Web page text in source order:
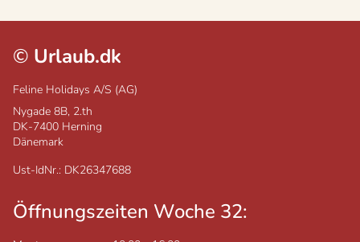
© Urlaub.dk
Feline Holidays A/S (AG)
Nygade 8B, 2.th
DK-7400 Herning
Dänemark
Ust-IdNr.: DK26347688
Öffnungszeiten Woche 32: